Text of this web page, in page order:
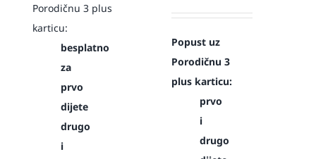
Porodičnu 3 plus
karticu:
besplatno
za
prvo
dijete
drugo
i
Popust uz
Porodičnu 3
plus karticu:
prvo
i
drugo